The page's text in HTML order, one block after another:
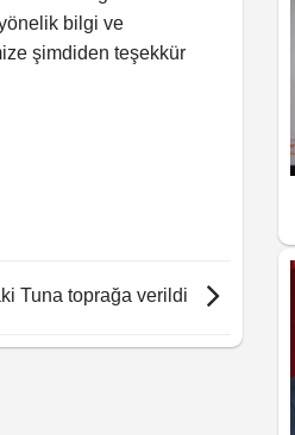
bilgi ve
şimdiden teşekkür
Tuna toprağa verildi